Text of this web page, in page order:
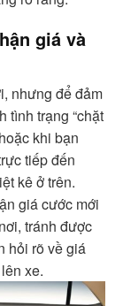
giá và
nhưng để đảm
tình trạng “chặt
khi bạn
tiếp đến
kê ở trên.
giá cước mới
tránh được
hỏi rõ về giá
xe.